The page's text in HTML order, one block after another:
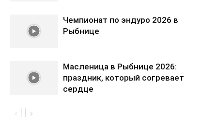
Чемпионат по эндуро 2026 в
Рыбнице
Масленица в Рыбнице 2026:
праздник, который согревает
сердце